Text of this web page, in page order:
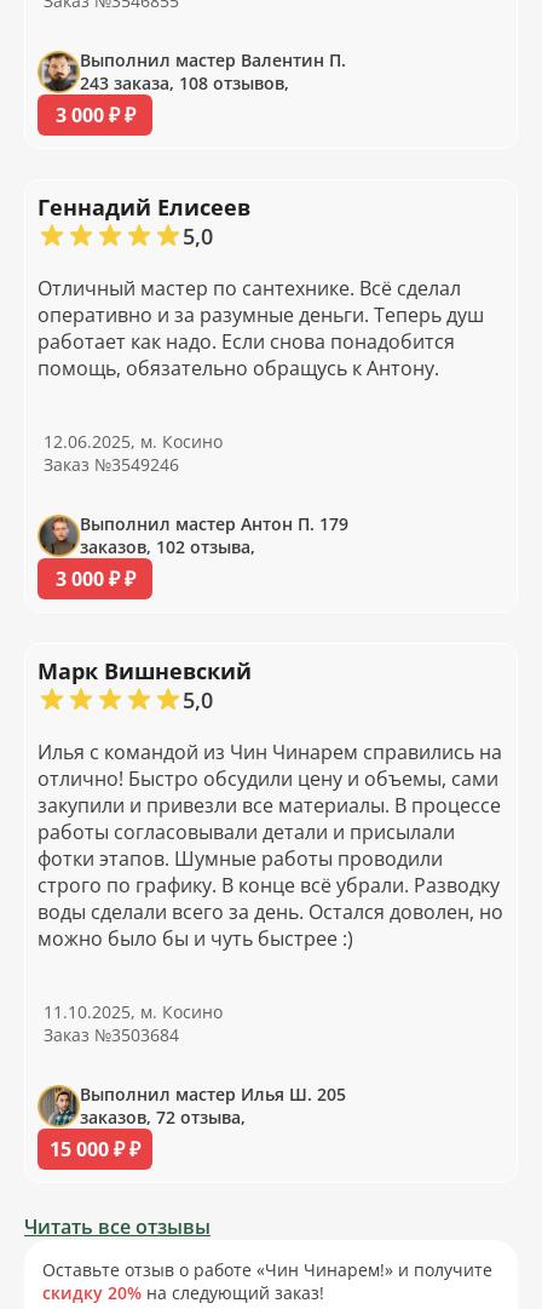
Выполнил мастер Валентин П.
243 заказа, 108 отзывов,
3 000 ₽ ₽
Геннадий Елисеев
5,0
Отличный мастер по сантехнике. Всё сделал
оперативно и за разумные деньги. Теперь душ
работает как надо. Если снова понадобится
помощь, обязательно обращусь к Антону.
12.06.2025, м. Косино
Заказ №3549246
Выполнил мастер Антон П. 179
заказов, 102 отзыва,
3 000 ₽ ₽
Марк Вишневский
5,0
Илья с командой из Чин Чинарем справились на
отлично! Быстро обсудили цену и объемы, сами
закупили и привезли все материалы. В процессе
работы согласовывали детали и присылали
фотки этапов. Шумные работы проводили
строго по графику. В конце всё убрали. Разводку
воды сделали всего за день. Остался доволен, но
можно было бы и чуть быстрее :)
11.10.2025, м. Косино
Заказ №3503684
Выполнил мастер Илья Ш. 205
заказов, 72 отзыва,
15 000 ₽ ₽
Читать все отзывы
Оставьте отзыв о работе «Чин Чинарем!» и получите
скидку 20% на следующий заказ!